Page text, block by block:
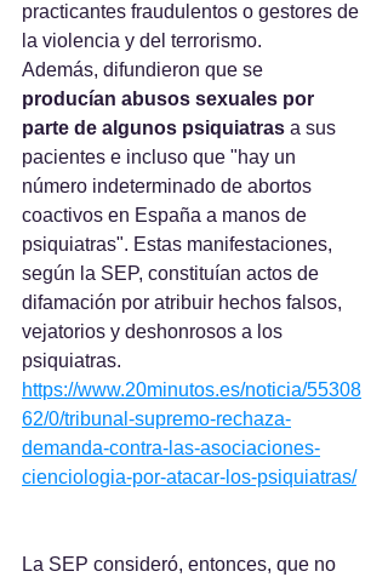
practicantes fraudulentos o gestores de
la violencia y del terrorismo.
Además, difundieron que se
producían abusos sexuales por
parte de algunos psiquiatras a sus
pacientes e incluso que "hay un
número indeterminado de abortos
coactivos en España a manos de
psiquiatras". Estas manifestaciones,
según la SEP, constituían actos de
difamación por atribuir hechos falsos,
vejatorios y deshonrosos a los
psiquiatras.
https://www.20minutos.es/noticia/55308
62/0/tribunal-supremo-rechaza-
demanda-contra-las-asociaciones-
cienciologia-por-atacar-los-psiquiatras/
La SEP consideró, entonces, que no